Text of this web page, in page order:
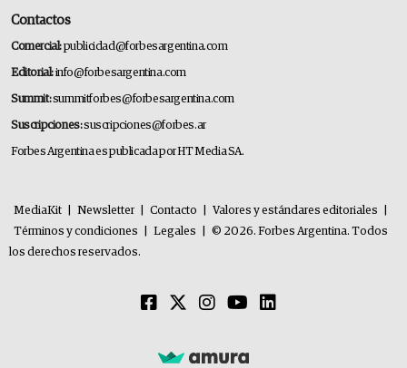
Contactos
Comercial:publicidad@forbesargentina.com
Editorial:info@forbesargentina.com
Summit:summitforbes@forbesargentina.com
Suscripciones:suscripciones@forbes.ar
Forbes Argentina es publicada por HT Media SA.
MediaKit Newsletter Contacto Valores y estándares editoriales
Términos y condiciones
Legales
© 2026. Forbes Argentina. Todos
los derechos reservados.